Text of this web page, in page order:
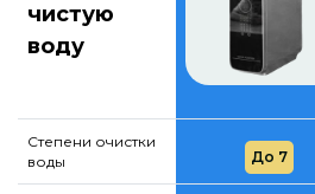
чистую
воду
Степени очистки
воды
До 7